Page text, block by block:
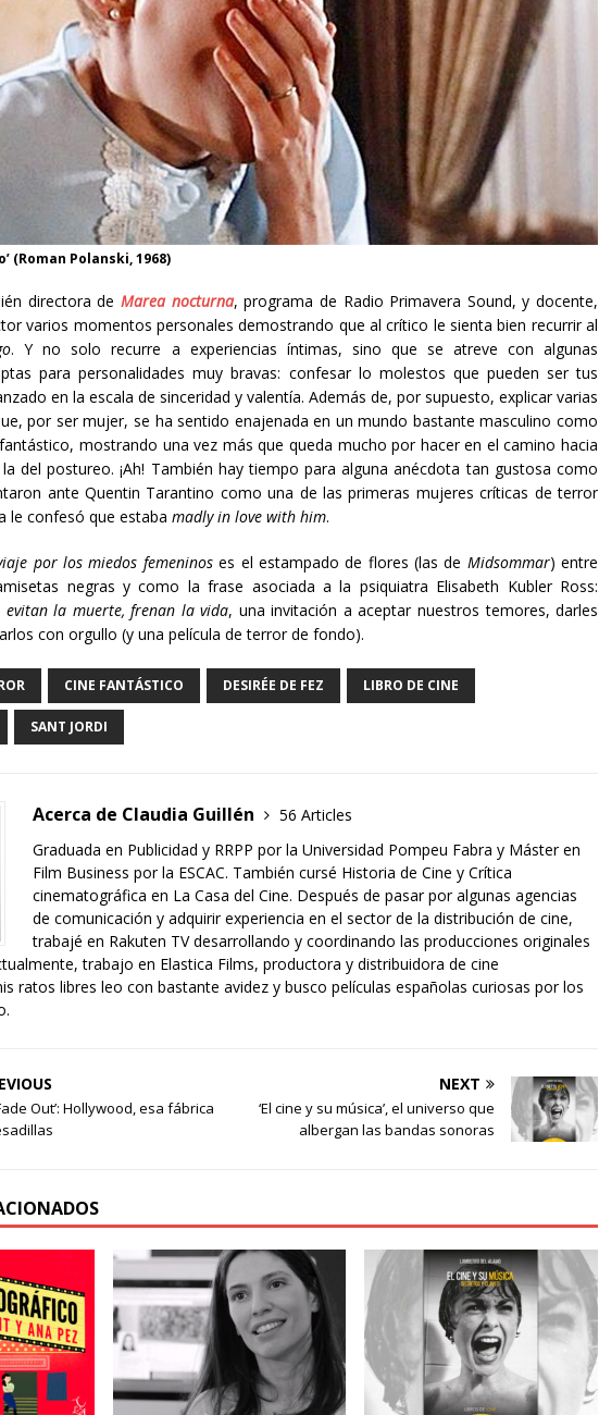
(Roman Polanski, 1968)
directora deMarea nocturna, programa de Radio Primavera Sound, y docente,
varios momentos personales demostrando que al crítico le sienta bien recurrir al
. Y no solo recurre a experiencias íntimas, sino que se atreve con algunas
para personalidades muy bravas: confesar lo molestos que pueden ser tus
en la escala de sinceridad y valentía. Además de, por supuesto, explicar varias
por ser mujer, se ha sentido enajenada en un mundo bastante masculino como
mostrando una vez más que queda mucho por hacer en el camino hacia
del postureo. ¡Ah! También hay tiempo para alguna anécdota tan gustosa como
ante Quentin Tarantino como una de las primeras mujeres críticas de terror
le confesó que estaba madly in love with him.
por los miedos femeninoses el estampado de flores (las de Midsommar) entre
negras y como la frase asociada a la psiquiatra Elisabeth Kubler Ross:
evitan la muerte, frenan la vida, una invitación a aceptar nuestros temores, darles
con orgullo (y una película de terror de fondo).
CINE FANTÁSTICO DESIRÉE DE FEZ LIBRO DE CINE
SANT JORDI
Acerca de Claudia Guillén
56 Articles
Graduada en Publicidad y RRPP por la Universidad Pompeu Fabra y Máster en
Film Business por la ESCAC. También cursé Historia de Cine y Crítica
cinematográfica en La Casa del Cine. Después de pasar por algunas agencias
de comunicación y adquirir experiencia en el sector de la distribución de cine,
trabajé en Rakuten TV desarrollando y coordinando las producciones originales
trabajo en Elastica Films, productora y distribuidora de cine
ratos libres leo con bastante avidez y busco películas españolas curiosas por los
Out’: Hollywood, esa fábrica
NEXT
‘El cine y su música’, el universo que
albergan las bandas sonoras